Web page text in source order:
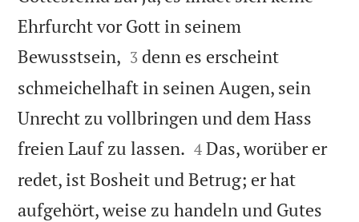
Ehrfurcht vor Gott in seinem
Bewusstsein, 

3 denn es erscheint
schmeichelhaft in seinen Augen, sein
Unrecht zu vollbringen und dem Hass
freien Lauf zu lassen. 

4 Das, worüber er
redet, ist Bosheit und Betrug; er hat
aufgehört, weise zu handeln und Gutes